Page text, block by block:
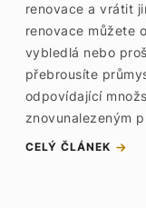
renovace a vrátit
renovace můžete
vybledlá nebo
přebrousíte
odpovídající
znovunalezeným
CELÝ ČLÁNEK